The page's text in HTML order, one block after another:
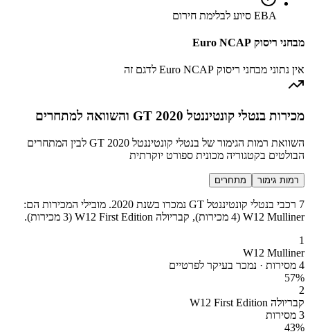
EBA סיוע לבלימת חירום
מבחני ריסוק Euro NCAP
אין נתוני מבחני ריסוק Euro NCAP לדגם זה
מכירות בנטלי קונטיננטל GT 2020 והשוואה למתחרים
השוואת רמות הגימור של בנטלי קונטיננטל GT 2020 לבין המתחרים
הבולטים בקטגוריה מכונית ספורט יוקרתית
רמות גימור מתחרים
7 רכבי בנטלי קונטיננטל GT נמכרו בשנת 2020. מובילי המכירות הם:
W12 Mulliner (4 מכירות), קבריולה W12 First Edition (3 מכירות).
1
W12 Mulliner
4 מסירות · נמכר בעיקר לפרטיים
57%
2
קבריולה W12 First Edition
3 מסירות
43%